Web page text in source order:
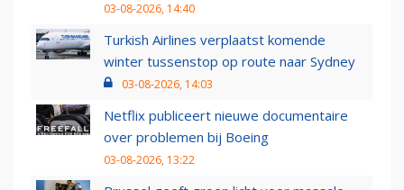
03-08-2026, 14:40
Turkish Airlines verplaatst komende
winter tussenstop op route naar Sydney
03-08-2026, 14:03
Netflix publiceert nieuwe documentaire
over problemen bij Boeing
03-08-2026, 13:22